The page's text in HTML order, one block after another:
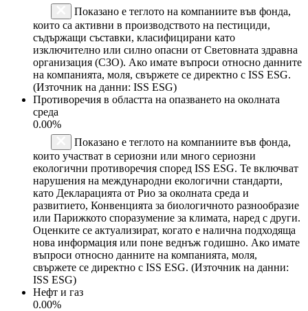
Показано е теглото на компаниите във фонда,
които са активни в производството на пестициди,
съдържащи съставки, класифицирани като
изключително или силно опасни от Световната здравна
организация (СЗО). Ако имате въпроси относно данните
на компанията, моля, свържете се директно с ISS ESG.
(Източник на данни: ISS ESG)
Противоречия в областта на опазването на околната
среда
0.00%
Показано е теглото на компаниите във фонда,
които участват в сериозни или много сериозни
екологични противоречия според ISS ESG. Те включват
нарушения на международни екологични стандарти,
като Декларацията от Рио за околната среда и
развитието, Конвенцията за биологичното разнообразие
или Парижкото споразумение за климата, наред с други.
Оценките се актуализират, когато е налична подходяща
нова информация или поне веднъж годишно. Ако имате
въпроси относно данните на компанията, моля,
свържете се директно с ISS ESG. (Източник на данни:
ISS ESG)
Нефт и газ
0.00%